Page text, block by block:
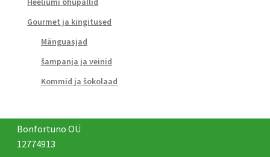
Gourmet ja kingitused
Mänguasjad
šampanja ja veinid
Kommid ja šokolaad
Bonfortuno OÜ
12774913